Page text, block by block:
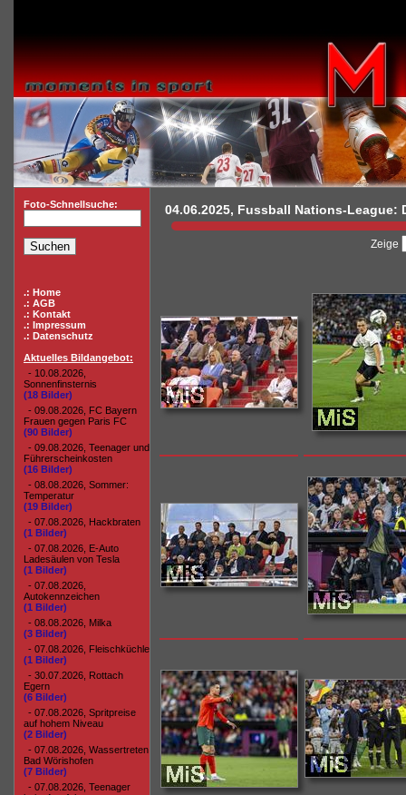
Foto-Schnellsuche:
.: Home
.: AGB
.: Kontakt
.: Impressum
.: Datenschutz
Aktuelles Bildangebot:
- 10.08.2026,
Sonnenfinsternis
(18 Bilder)
- 09.08.2026, FC Bayern
Frauen gegen Paris FC
(90 Bilder)
- 09.08.2026, Teenager und
Führerscheinkosten
(16 Bilder)
- 08.08.2026, Sommer:
Temperatur
(19 Bilder)
- 07.08.2026, Hackbraten
(1 Bilder)
- 07.08.2026, E-Auto
Ladesäulen von Tesla
(1 Bilder)
- 07.08.2026,
Autokennzeichen
(1 Bilder)
- 08.08.2026, Milka
(3 Bilder)
- 07.08.2026, Fleischküchle
(1 Bilder)
- 30.07.2026, Rottach
Egern
(6 Bilder)
- 07.08.2026, Spritpreise
auf hohem Niveau
(2 Bilder)
- 07.08.2026, Wassertreten
Bad Wörishofen
(7 Bilder)
- 07.08.2026, Teenager
04.06.2025, Fussball Nations-League:
Zeige